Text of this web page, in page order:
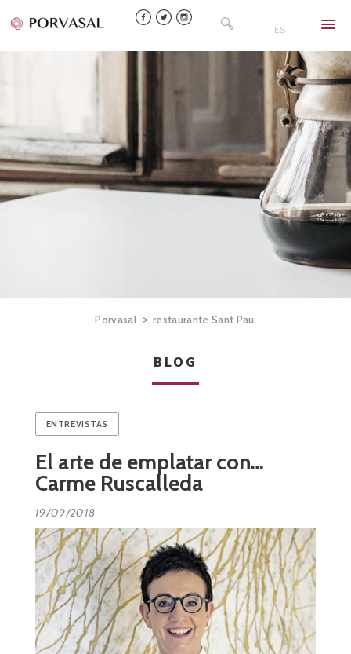
Skip
to
ES
Porvasal > restaurante Sant Pau
BLOG
ENTREVISTAS
El arte de emplatar con…
Carme Ruscalleda
19/09/2018